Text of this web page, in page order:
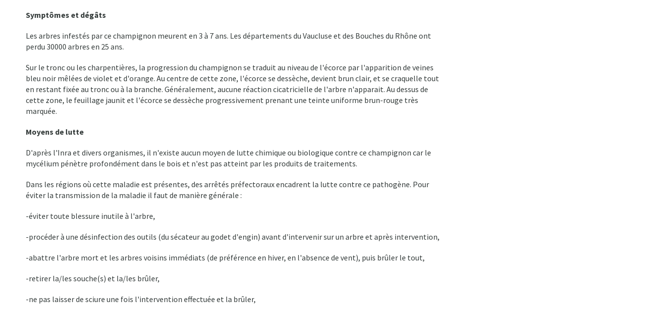
Symptômes et dégâts
Les arbres infestés par ce champignon meurent en 3 à 7 ans. Les départements du Vaucluse et des Bouches du Rhône ont
perdu 30000 arbres en 25 ans.
Sur le tronc ou les charpentières, la progression du champignon se traduit au niveau de l'écorce par l'apparition de veines
bleu noir mêlées de violet et d'orange. Au centre de cette zone, l'écorce se dessèche, devient brun clair, et se craquelle tout
en restant fixée au tronc ou à la branche. Généralement, aucune réaction cicatricielle de l'arbre n'apparait. Au dessus de
cette zone, le feuillage jaunit et l'écorce se dessèche progressivement prenant une teinte uniforme brun-rouge très
marquée.
Moyens de lutte
D'après l'Inra et divers organismes, il n'existe aucun moyen de lutte chimique ou biologique contre ce champignon car le
mycélium pénètre profondément dans le bois et n'est pas atteint par les produits de traitements.
Dans les régions où cette maladie est présentes, des arrêtés préfectoraux encadrent la lutte contre ce pathogène. Pour
éviter la transmission de la maladie il faut de manière générale :
-éviter toute blessure inutile à l'arbre,
-procéder à une désinfection des outils (du sécateur au godet d'engin) avant d'intervenir sur un arbre et après intervention,
-abattre l'arbre mort et les arbres voisins immédiats (de préférence en hiver, en l'absence de vent), puis brûler le tout,
-retirer la/les souche(s) et la/les brûler,
-ne pas laisser de sciure une fois l'intervention effectuée et la brûler,